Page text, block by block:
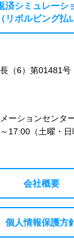
済シミュレーシ
（リボルビング払
長（6）第01481
ーションセンタ
17:00（土曜・日
会社概要
個人情報保護方